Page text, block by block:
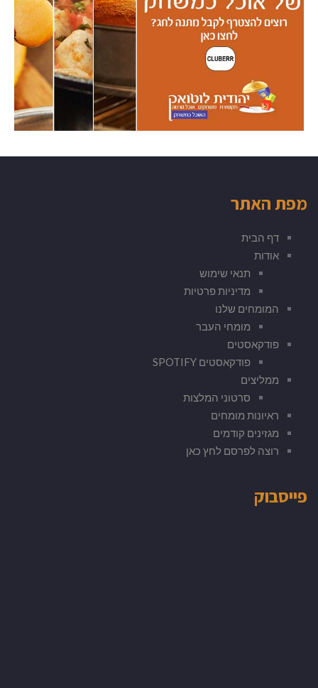
מפת האתר
דף הבית
אודות
תנאי שימוש
מדיניות פרטיות
המומחים שלנו
מומחי העבר
פודקאסטים
פודקאסטים SPOTIFY
ממליצים
סרטוני המלצות
ראיונות מומחים
מגזינים קודמים
רוצה לפרסם לחץ כאן
פייסבוק